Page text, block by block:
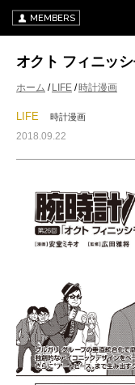
MEMBERS
オクト フィニッ
ホーム LIFE 時計漫画
LIFE 時計漫画
2018.09.22